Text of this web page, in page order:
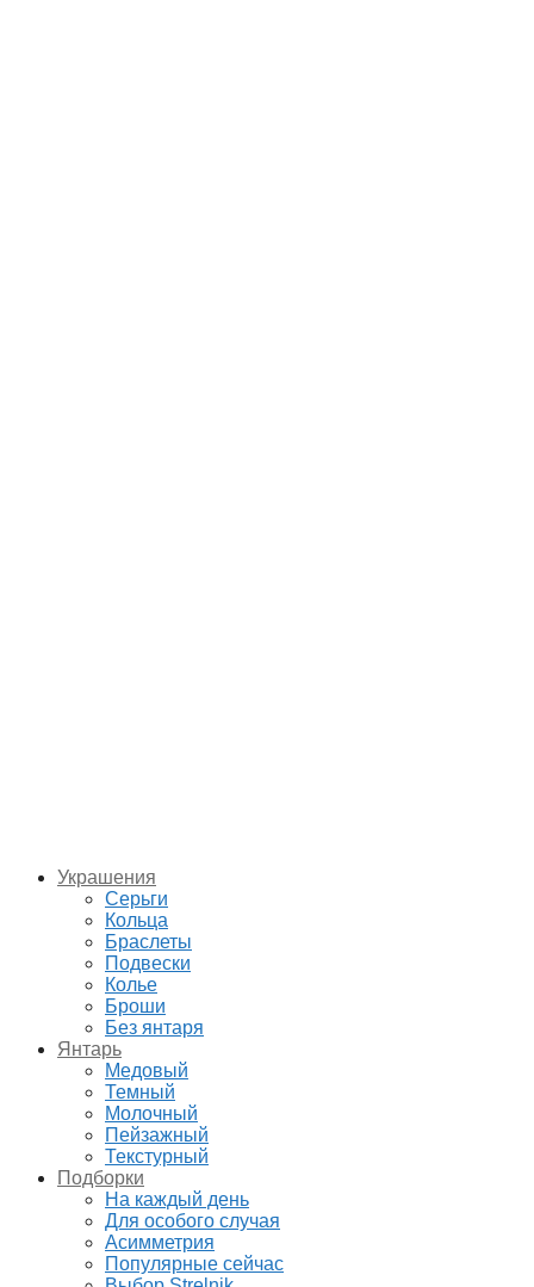
Украшения
Серьги
Кольца
Браслеты
Подвески
Колье
Броши
Без янтаря
Янтарь
Медовый
Темный
Молочный
Пейзажный
Текстурный
Подборки
На каждый день
Для особого случая
Асимметрия
Популярные сейчас